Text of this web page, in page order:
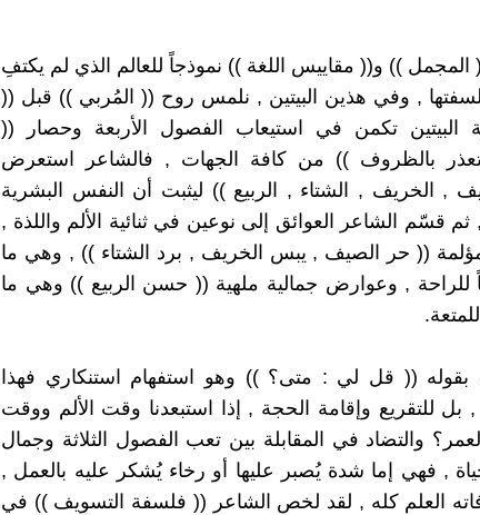
)) و(( مقاييس اللغة )) نموذجاً للعالم الذي لم يكتفِ
, وفي هذين البيتين , نلمس روح (( المُربي )) قبل ((
البيتين تكمن في استيعاب الفصول الأربعة وحصار ((
بالظروف )) من كافة الجهات , فالشاعر استعرض
, الخريف , الشتاء , الربيع )) ليثبت أن النفس البشرية
قسّم الشاعر العوائق إلى نوعين في ثنائية الألم واللذة ,
(( حر الصيف , يبس الخريف , برد الشتاء )) , وهي ما
للراحة , وعوارض جمالية ملهية (( حسن الربيع )) وهي ما
بقوله (( قل لي : متى؟ )) وهو استفهام استنكاري فهذا
بل للتقريع وإقامة الحجة , إذا استبعدنا وقت الألم ووقت
والتضاد في المقابلة بين تعب الفصول الثلاثة وجمال
, فهي إما شدة يُصبر عليها أو رخاء يُشكر عليه بالعمل ,
العلم كله , لقد لخص الشاعر (( فلسفة التسويف )) في